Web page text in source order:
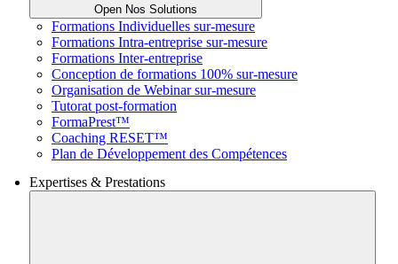
Open Nos Solutions
Formations Individuelles sur-mesure
Formations Intra-entreprise sur-mesure
Formations Inter-entreprise
Conception de formations 100% sur-mesure
Organisation de Webinar sur-mesure
Tutorat post-formation
FormaPrest™
Coaching RESET™
Plan de Développement des Compétences
Expertises & Prestations